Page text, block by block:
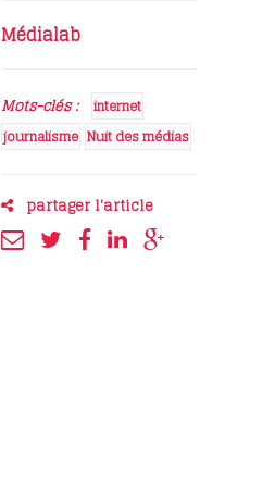
Médialab
Mots-clés :
internet
journalisme Nuit des médias
partager l'article